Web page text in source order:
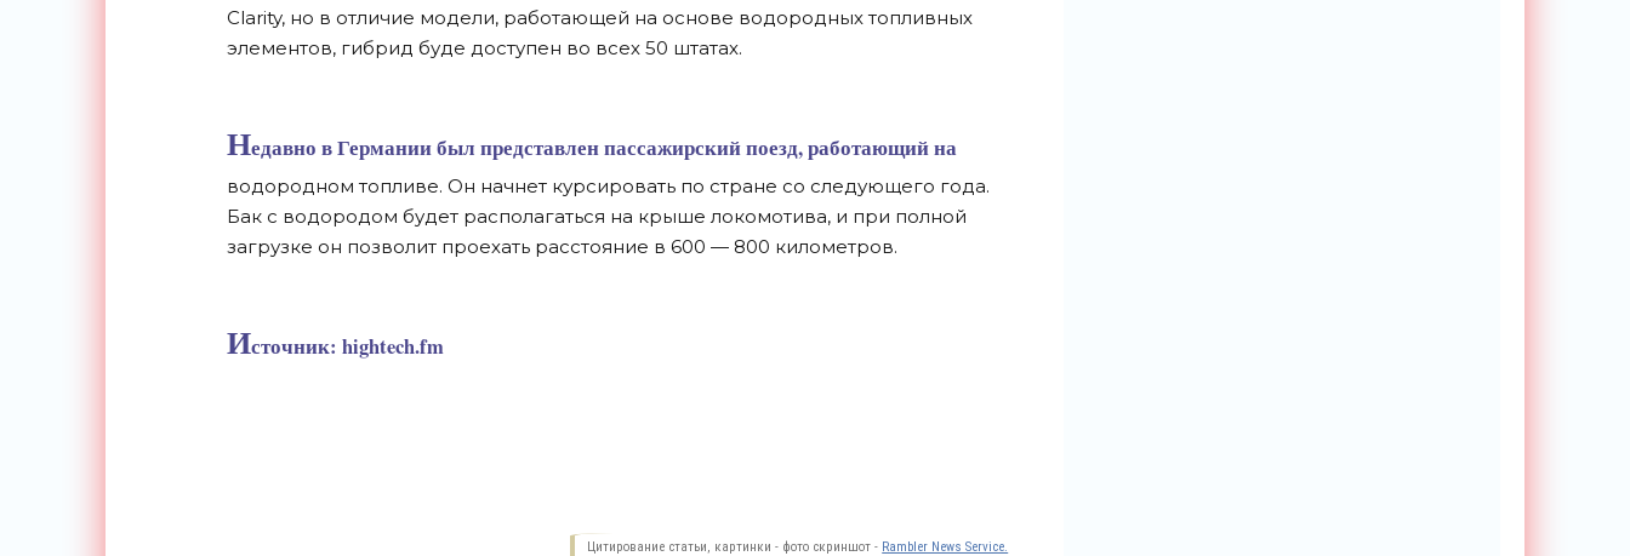
Clarity, но в отличие модели, работающей на основе водородных топливных
элементов, гибрид буде доступен во всех 50 штатах.
Недавно в Германии был представленпассажирский поезд, работающий на
водородном топливе. Он начнет курсировать по стране со следующего года.
Бак с водородом будет располагаться на крыше локомотива, и при полной
загрузке он позволит проехать расстояние в 600 — 800 километров.
Источник: hightech.fm
Цитирование статьи, картинки - фото скриншот - Rambler News Service.